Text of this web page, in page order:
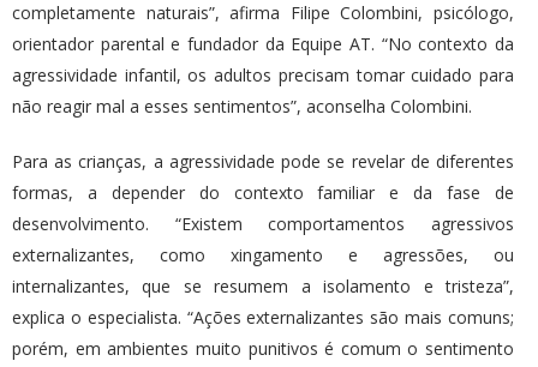
completamente naturais”, afirma Filipe Colombini, psicólogo,
orientador parental e fundador da Equipe AT. “No contexto da
agressividade infantil, os adultos precisam tomar cuidado para
não reagir mal a esses sentimentos”, aconselha Colombini.
Para as crianças, a agressividade pode se revelar de diferentes
formas, a depender do contexto familiar e da fase de
desenvolvimento. “Existem comportamentos agressivos
externalizantes, como xingamento e agressões, ou
internalizantes, que se resumem a isolamento e tristeza”,
explica o especialista. “Ações externalizantes são mais comuns;
porém, em ambientes muito punitivos é comum o sentimento